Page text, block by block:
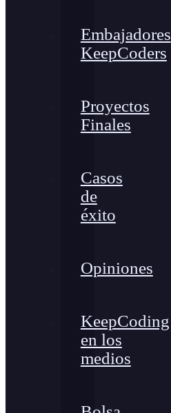
Embajadores
KeepCoders
Proyectos
Finales
Casos
de
éxito
Opiniones
KeepCoding
en los
medios